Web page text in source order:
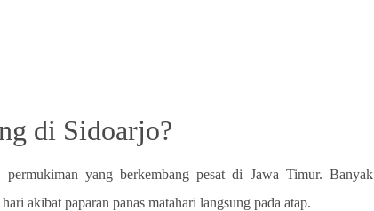
di Sidoarjo?
yang berkembang pesat di Jawa Timur. Banyak
akibat paparan panas matahari langsung pada atap.